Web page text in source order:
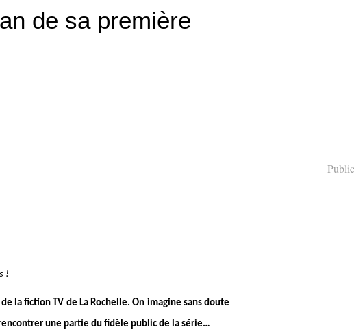
de sa première
!
la fiction TV de La Rochelle. On imagine sans doute
une partie du fidèle public de la série…